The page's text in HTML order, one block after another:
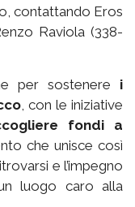
contattando Eros
Raviola (338-
per sostenere i
, con le iniziative
fondi a
che unisce così
e l’impegno
luogo caro alla